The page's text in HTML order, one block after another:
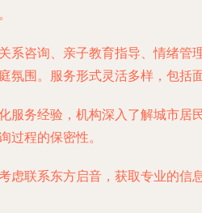
系咨询、亲子教育指导、情绪
氛围。服务形式灵活多样，包括
服务经验，机构深入了解城市
过程的保密性。
虑联系东方启音，获取专业的